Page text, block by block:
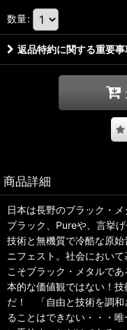
数量:
返品特約に関する重要事
商品詳細
日本は長野のブラック・
ブラック、Pureや、言挙
技術と無機質で冷酷な原
ニフェスト。社会におい
こそブラック・メタルで
本的な価値観ではない！
だ！ 「自由と技術を調和
ることはできない・・・